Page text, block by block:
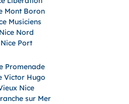
Mont Boron
Musiciens
Nice Nord
Nice Port
Promenade
Victor Hugo
Nice
sur Mer